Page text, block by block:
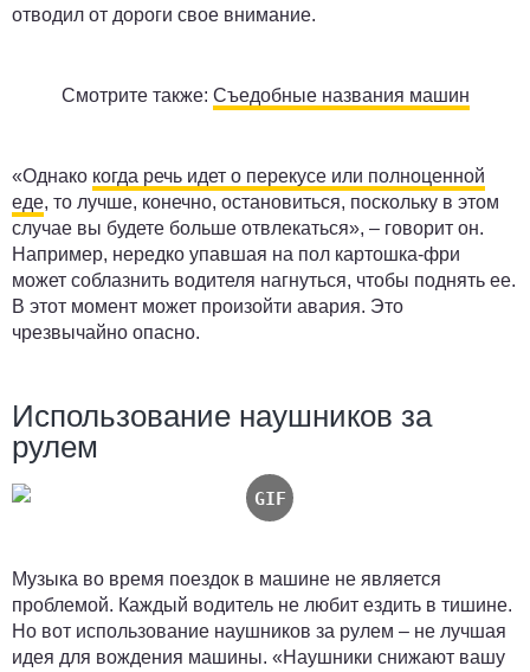
отводил от дороги свое внимание.
Смотрите также: Съедобные названия машин
«Однако когда речь идет о перекусе или полноценной
еде, то лучше, конечно, остановиться, поскольку в этом
случае вы будете больше отвлекаться», – говорит он.
Например, нередко упавшая на пол картошка-фри
может соблазнить водителя нагнуться, чтобы поднять ее.
В этот момент может произойти авария. Это
чрезвычайно опасно.
Использование наушников за
рулем
Музыка во время поездок в машине не является
проблемой. Каждый водитель не любит ездить в тишине.
Но вот использование наушников за рулем – не лучшая
идея для вождения машины. «Наушники снижают вашу